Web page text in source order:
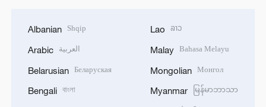
Albanian Shqip
Arabic العربية
Belarusian Беларуская
Bengali বাংলা
Lao ລາວ
Malay Bahasa Melayu
Mongolian Монгол
Myanmar မြန်မာဘာသာ